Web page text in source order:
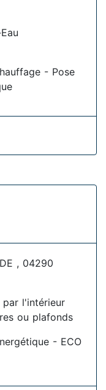
- Pose
, 04290
par l'intérieur
ou plafonds
- ECO